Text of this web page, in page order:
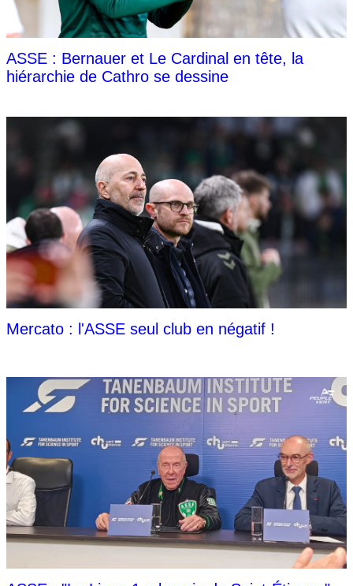
ASSE : Bernauer et Le Cardinal en tête, la
hiérarchie de Cathro se dessine
Mercato : l'ASSE seul club en négatif !